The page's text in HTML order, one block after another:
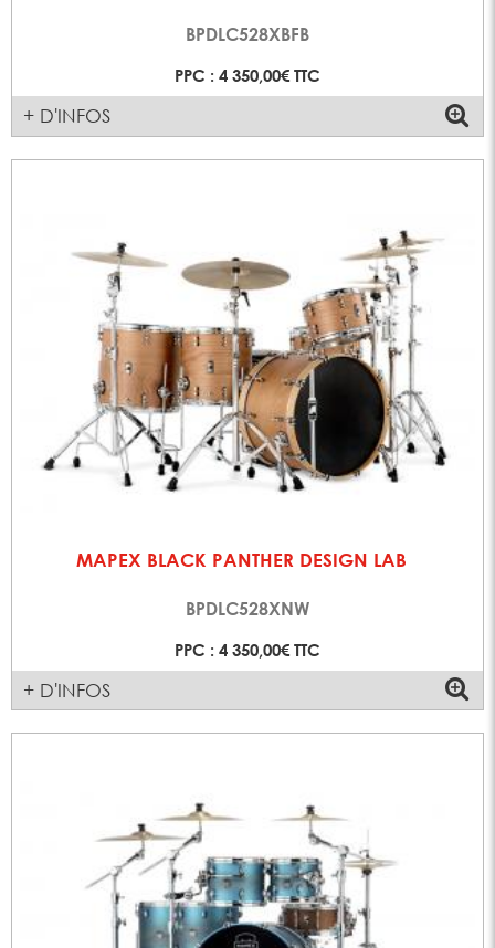
BPDLC528XBFB
PPC : 4 350,00€ TTC
+ D'INFOS
MAPEX BLACK PANTHER DESIGN LAB
BPDLC528XNW
PPC : 4 350,00€ TTC
+ D'INFOS